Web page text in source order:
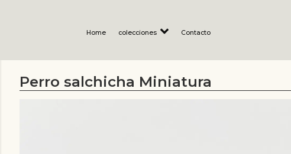
Home colecciones Contacto
Perro salchicha Miniatura